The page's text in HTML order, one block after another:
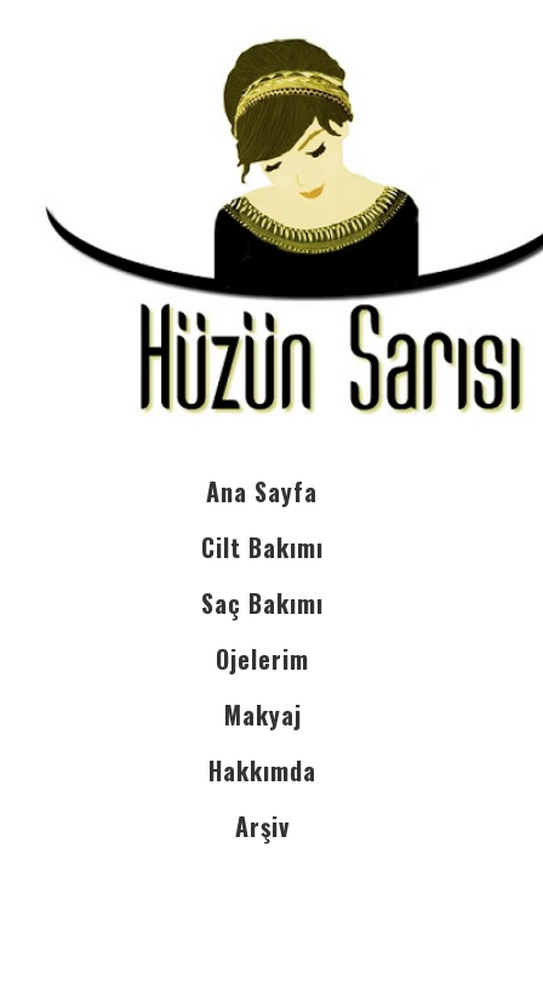
Ana Sayfa
Cilt Bakımı
Saç Bakımı
Ojelerim
Makyaj
Hakkımda
Arşiv